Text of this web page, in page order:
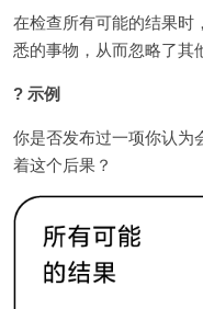
在检查所有可能的结果时
悉的事物，从而忽略了其
? 示例
你是否发布过一项你认为
着这个后果？